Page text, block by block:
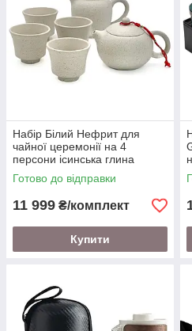
Набір Білий Нефрит для
чайної церемонії на 4
персони ісинська глина
Готово до відправки
11 999 ₴/комплект
Купити